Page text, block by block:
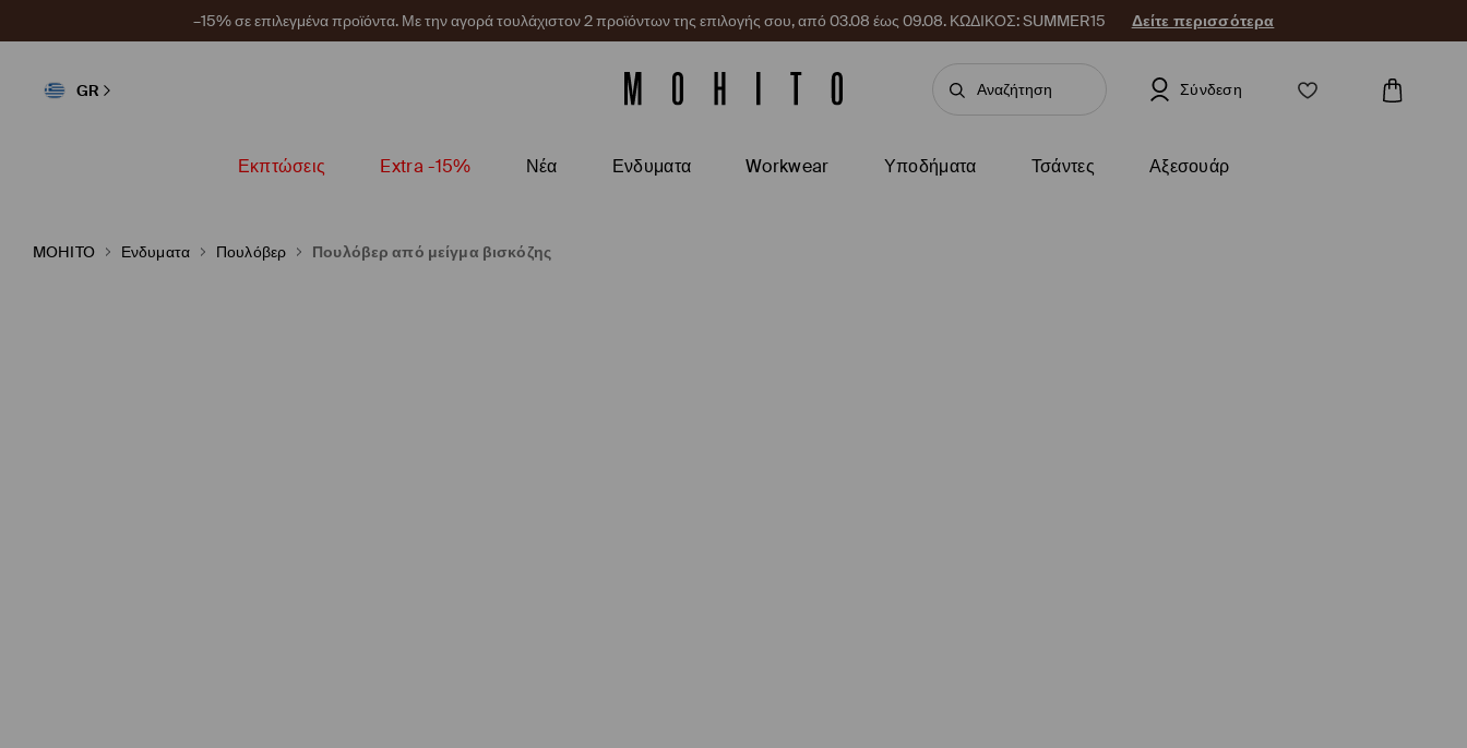
–15% σε επιλεγμένα προϊόντα. Με την αγορά τουλάχιστον 2 προϊόντων της επιλογής σου, από 03.08 έως 09.08. ΚΩΔΙΚΟΣ: SUMMER15 Δείτε περισσότερα
GR Σύνδεση
Εκπτώσεις Extra -15% Νέα Ενδυματα Workwear Υποδήματα Τσάντες Αξεσουάρ
MOHITO Ενδυματα Πουλόβερ Πουλόβερ από μείγμα βισκόζης